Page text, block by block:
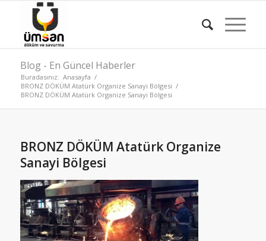
Blog - En Güncel Haberler
Buradasınız: Anasayfa /
BRONZ DÖKÜM Atatürk Organize Sanayi Bölgesi /
BRONZ DÖKÜM Atatürk Organize Sanayi Bölgesi
BRONZ DÖKÜM Atatürk Organize
Sanayi Bölgesi